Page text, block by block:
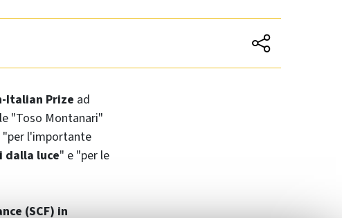
Italian Prize ad
"Toso Montanari"
"per l'importante
luce" e "per le
(SCF) in